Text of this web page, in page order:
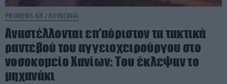
PRONEWS.GR / ΚΟΙΝΩΝΙΑ
Αναστέλλονται επ’αόριστον τα τακτικά
ραντεβού του αγγειοχειρούργου στο
νοσοκομείο Χανίων: Του έκλεψαν το
μηχανάκι